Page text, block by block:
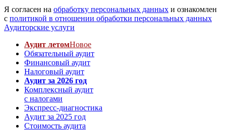
Я согласен на обработку персональных данных и ознакомлен
с политикой в отношении обработки персональных данных
Аудиторские услуги
Аудит летомНовое
Обязательный аудит
Финансовый аудит
Налоговый аудит
Аудит за 2026 год
Комплексный аудит
с налогами
Экспресс-диагностика
Аудит за 2025 год
Стоимость аудита